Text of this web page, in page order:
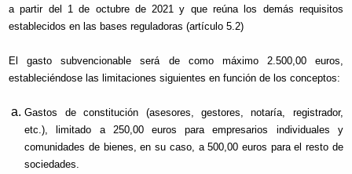
a partir del 1 de octubre de 2021 y que reúna los demás requisitos
establecidos en las bases reguladoras (artículo 5.2)
El gasto subvencionable será de como máximo 2.500,00 euros,
estableciéndose las limitaciones siguientes en función de los conceptos:
Gastos de constitución (asesores, gestores, notaría, registrador,
etc.), limitado a 250,00 euros para empresarios individuales y
comunidades de bienes, en su caso, a 500,00 euros para el resto de
sociedades.